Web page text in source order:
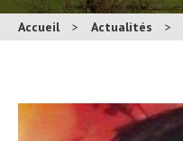
Accueil > Actualités >